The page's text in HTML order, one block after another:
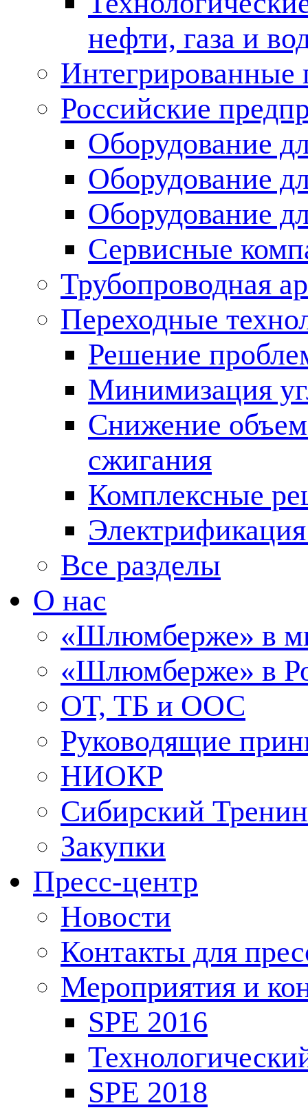
нефти, газа и
Российские
Оборудование
Оборудование
Оборудование
Сервисные
Трубопроводная
Переходные
Решение
Минимизация
Снижение
сжигания
Комплексные
Все разделы
О нас
«Шлюмберже» в
«Шлюмберже» в
ОТ, ТБ и ООС
Руководящие
НИОКР
Сибирский
Закупки
Пресс-центр
Новости
Контакты для
Мероприятия и
SPE 2016
SPE 2018